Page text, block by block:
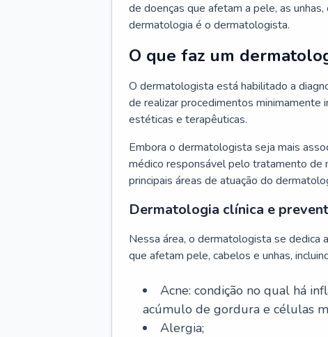
de doenças que afetam a pele, as
dermatologia é o dermatologista.
O que faz um
O dermatologista está habilitado a
de realizar procedimentos minimamente
estéticas e terapêuticas.
Embora o dermatologista seja mais
médico responsável pelo tratamento de
principais áreas de atuação do
Dermatologia clínica e
Nessa área, o dermatologista se dedica
que afetam pele, cabelos e unhas,
Acne: condição no qual há
acúmulo de gordura e células
Alergia;